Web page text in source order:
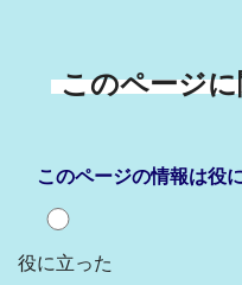
このページ
このページの情報は役
役に立った